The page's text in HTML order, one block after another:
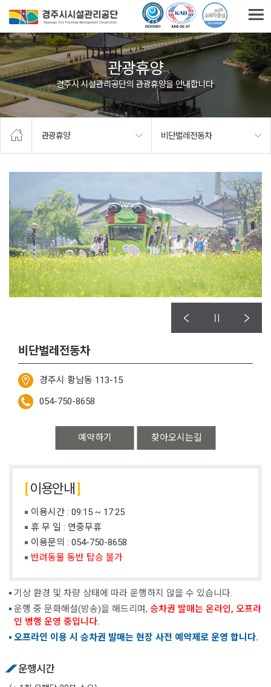
관광휴양
경주시 시설관리공단의 관광휴양을 안내합니다.
관광휴양 비단벌레전동차
비단벌레전동차
경주시 황남동 113-15
054-750-8658
예약하기 찾아오시는길
이용안내
이용시간 : 09:15 ~ 17:25
휴 무 일 : 연중무휴
이용문의 : 054-750-8658
반려동물 동반 탑승 불가
기상 환경 및 차량 상태에 따라 운행하지 않을 수 있습니다.
운행 중 문화해설(방송)을 해드리며, 승차권 발매는 온라인, 오프라
인 병행 운영 중입니다.
오프라인 이용 시 승차권 발매는 현장 사전 예약제로 운영 합니다.
운행시간